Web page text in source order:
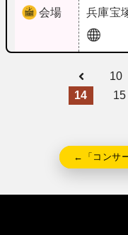
会場 兵庫宝
10
14
15
←「コンサ